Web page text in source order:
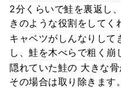
2分くらいで鮭を裏返し
きのような役割をしてく
キャベツがしんなりして
し、鮭を木べらで粗く崩
隠れていた鮭の 大きな骨
その場合は取り除きます。